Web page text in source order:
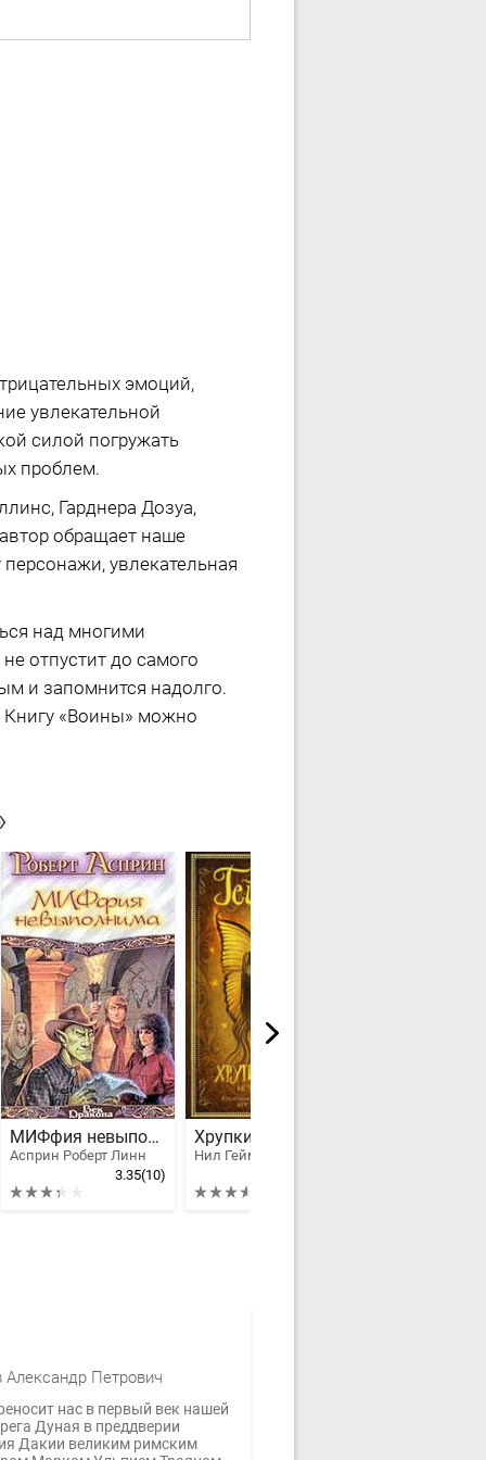
эмоций,
увлекательной
силой погружать
проблем.
Гарднера Дозуа,
обращает наше
увлекательная
над многими
отпустит до самого
и запомнится надолго.
Книгу «Воины» можно
МИФфия невыполнима
Асприн Роберт Линн
3.35(10)
Хрупкие вещи
Нил Гейман
Александр Петрович
нас в первый век нашей
Дуная в преддверии
Дакии великим римским